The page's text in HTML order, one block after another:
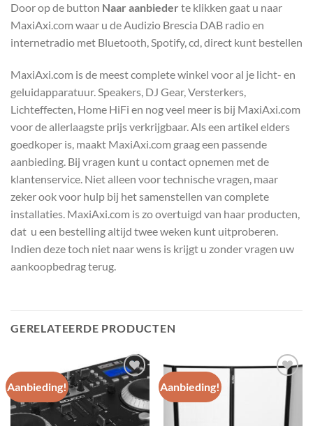
Door op de button Naar aanbieder te klikken gaat u naar
MaxiAxi.com waar u de Audizio Brescia DAB radio en
internetradio met Bluetooth, Spotify, cd, direct kunt bestellen
MaxiAxi.com is de meest complete winkel voor al je licht- en
geluidapparatuur. Speakers, DJ Gear, Versterkers,
Lichteffecten, Home HiFi en nog veel meer is bij MaxiAxi.com
voor de allerlaagste prijs verkrijgbaar. Als een artikel elders
goedkoper is, maakt MaxiAxi.com graag een passende
aanbieding. Bij vragen kunt u contact opnemen met de
klantenservice. Niet alleen voor technische vragen, maar
zeker ook voor hulp bij het samenstellen van complete
installaties. MaxiAxi.com is zo overtuigd van haar producten,
dat u een bestelling altijd twee weken kunt uitproberen.
Indien deze toch niet naar wens is krijgt u zonder vragen uw
aankoopbedrag terug.
GERELATEERDE PRODUCTEN
Aanbieding!
Toevoegen
aan
Aanbieding!
Toevoegen